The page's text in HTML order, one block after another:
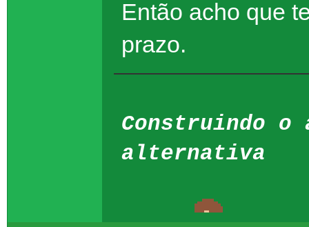
Então acho que
prazo.
Construindo o
alternativa